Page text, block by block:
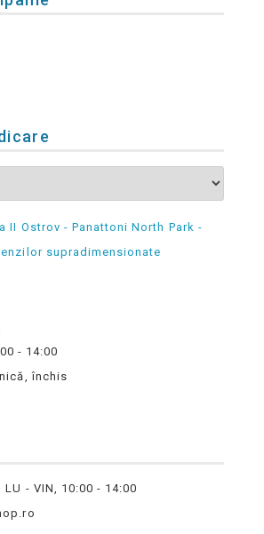
II Ostrov - Panattoni North Park -
supradimensionate
- 14:00
închis
LU - VIN, 10:00 - 14:00